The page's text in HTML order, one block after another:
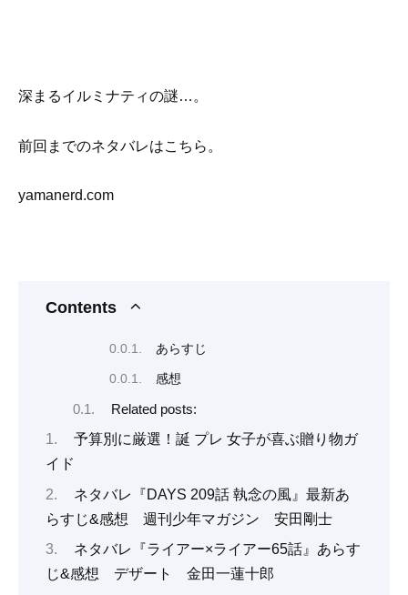
深まるイルミナティの謎…。
前回までのネタバレはこちら。
yamanerd.com
Contents
あらすじ
感想
Related posts:
予算別に厳選！誕 プレ 女子が喜ぶ贈り物ガ
イド
ネタバレ『DAYS 209話 執念の風』最新あ
らすじ&感想 週刊少年マガジン 安田剛士
ネタバレ『ライアー×ライアー65話』あらす
じ&感想 デザート 金田一蓮十郎